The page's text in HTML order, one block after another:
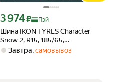
Шина IKON TYRES Character
Snow 2, R15, 185/65,
бескамерная, зимняя, 92
Цена с картой Яндекс Пэй 3974 ₽ вместо
3 974₽ Пэй
Завтра,самовывоз